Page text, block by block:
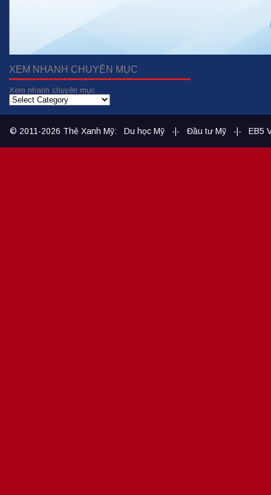
XEM NHANH CHUYÊN MỤC
Xem nhanh chuyên mục
© 2011-2026 Thẻ Xanh Mỹ: Du học Mỹ -|- Đầu tư Mỹ -|- EB5